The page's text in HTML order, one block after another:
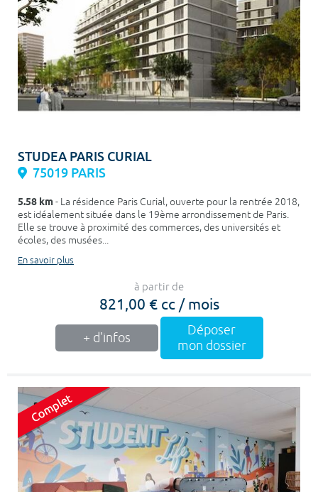
STUDEA PARIS CURIAL
75019 PARIS
5.58 km- La résidence Paris Curial, ouverte pour la rentrée 2018,
est idéalement située dans le 19ème arrondissement de Paris.
Elle se trouve à proximité des commerces, des universités et
écoles, des musées...
En savoir plus
à partir de
821,00 € cc / mois
+ d'infos
Déposer
mon dossier